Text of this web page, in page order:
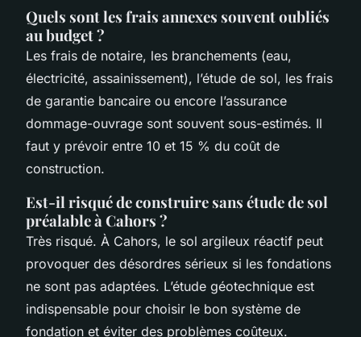
Quels sont les frais annexes souvent oubliés
au budget ?
Les frais de notaire, les branchements (eau,
électricité, assainissement), l’étude de sol, les frais
de garantie bancaire ou encore l’assurance
dommage-ouvrage sont souvent sous-estimés. Il
faut y prévoir entre 10 et 15 % du coût de
construction.
Est-il risqué de construire sans étude de sol
préalable à Cahors ?
Très risqué. À Cahors, le sol argileux réactif peut
provoquer des désordres sérieux si les fondations
ne sont pas adaptées. L’étude géotechnique est
indispensable pour choisir le bon système de
fondation et éviter des problèmes coûteux.